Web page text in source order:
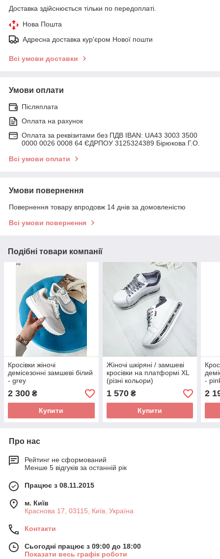
Доставка здійснюється тільки по передоплаті.
Нова Пошта
Адресна доставка кур'єром Нової пошти
Всі умови доставки
Умови оплати
Післяплата
Оплата на рахунок
Оплата за реквізитами без ПДВ IBAN: UA43 3003 3500
0000 0026 0008 64 ЄДРПОУ 3125324389 Бірюкова Г.О.
Всі умови оплати
Умови повернення
Повернення товару впродовж 14 днів за домовленістю
Всі умови повернення
Подібні товари компанії
Кросівки жіночі
демісезонні замшеві білий
- grey
2 300 ₴
Купити
Жіночі шкіряні / замшеві
кросівки на платформі XL
(різні кольори)
1 570₴
Купити
-
2
Про нас
Рейтинг не сформований
Менше 5 відгуків за останній рік
Працює з 08.11.2015
м. Київ
Краснова 17, 03115, Київ, Україна
Контакти
Сьогодні працює з 09:00 до 18:00
Показати весь графік роботи